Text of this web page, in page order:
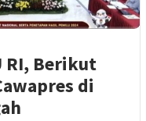
RI, Berikut
di